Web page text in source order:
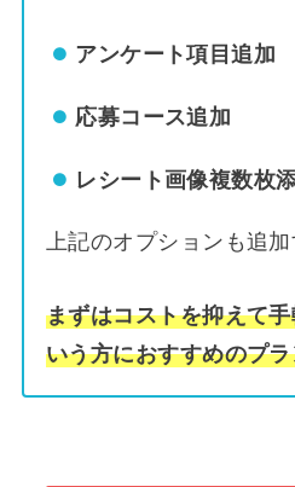
アンケート項目追加
応募コース追加
レシート画像複数枚
上記のオプションも追
まずはコストを抑えて
いう方におすすめのプ